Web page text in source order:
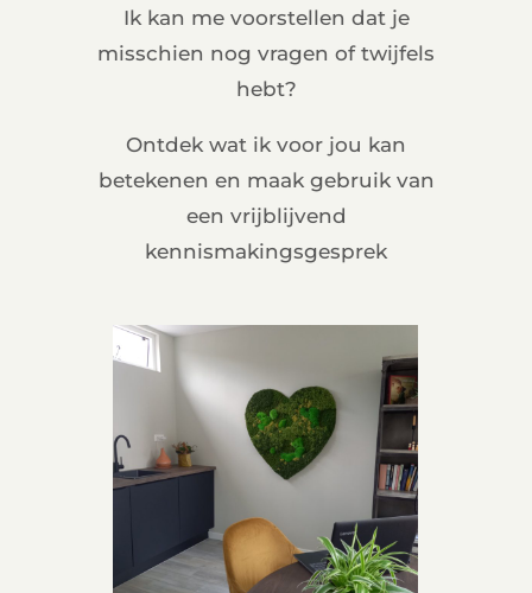
Ik kan me voorstellen dat je
misschien nog vragen of twijfels
hebt?
Ontdek wat ik voor jou kan
betekenen en maak gebruik van
een vrijblijvend
kennismakingsgesprek